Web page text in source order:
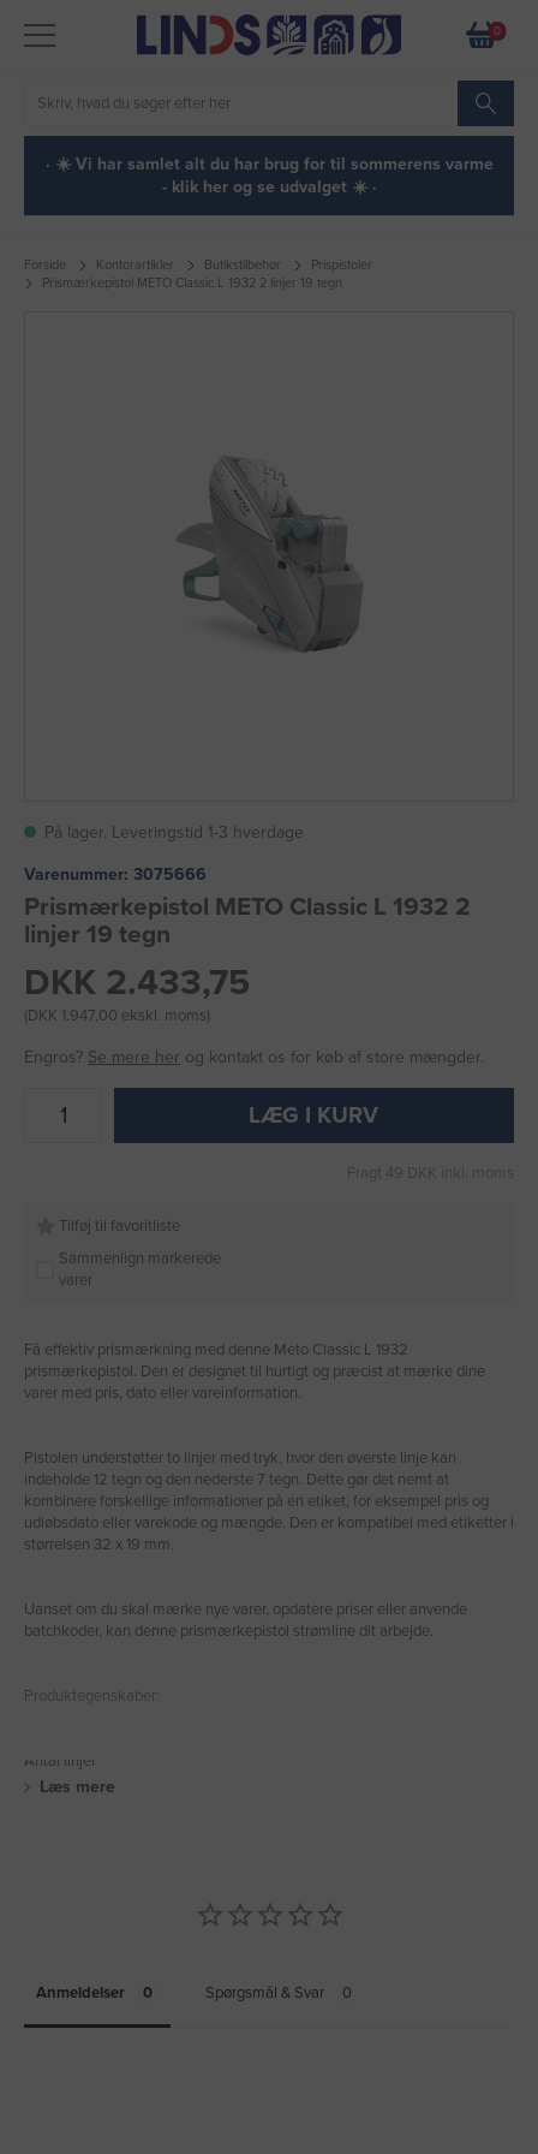
0
· ☀️ Vi har samlet alt du har brug for til sommerens varme
- klik her og se udvalget ☀️ ·
Forside Kontorartikler Butikstilbehør
Prispistoler
Prismærkepistol METO Classic L 1932 2 linjer 19 tegn
På lager. Leveringstid 1-3 hverdage
Varenummer: 3075666
Prismærkepistol METO Classic L 1932 2
linjer 19 tegn
DKK 2.433,75
(DKK 1.947,00 ekskl. moms)
Engros? Se mere her og kontakt os for køb af store mængder.
LÆG I KURV
Fragt 49 DKK inkl. moms
Tilføj til favoritliste
Sammenlign markerede
varer
Få effektiv prismærkning med denne Meto Classic L 1932
prismærkepistol. Den er designet til hurtigt og præcist at mærke dine
varer med pris, dato eller vareinformation.
Pistolen understøtter to linjer med tryk, hvor den øverste linje kan
indeholde 12 tegn og den nederste 7 tegn. Dette gør det nemt at
kombinere forskellige informationer på én etiket, for eksempel pris og
udløbsdato eller varekode og mængde. Den er kompatibel med etiketter i
størrelsen 32 x 19 mm.
Uanset om du skal mærke nye varer, opdatere priser eller anvende
batchkoder, kan denne prismærkepistol strømline dit arbejde.
Produktegenskaber:
Antal linjer
Læs mere
Anmeldelser Spørgsmål & Svar